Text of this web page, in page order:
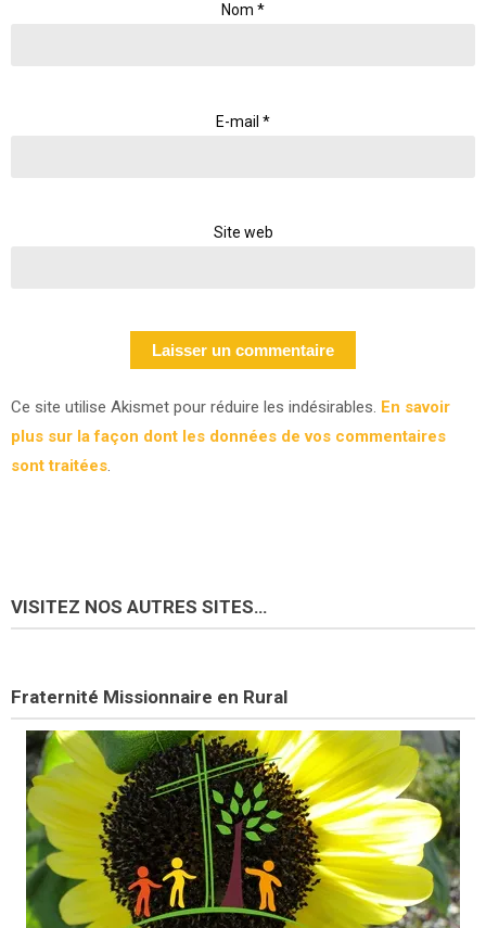
Nom *
E-mail *
Site web
Ce site utilise Akismet pour réduire les indésirables. En savoir
plus sur la façon dont les données de vos commentaires
sont traitées.
VISITEZ NOS AUTRES SITES…
Fraternité Missionnaire en Rural